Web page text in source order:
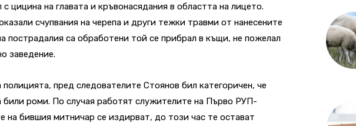
цицина на главата и кръвонасядания в областта на лицето.
счупвания на черепа и други тежки травми от нанесените
пострадалия са обработени той се прибрал в къщи, не пожелал
заведение.
пред следователите Стоянов бил категоричен, че
били роми. По случая работят служителите на Първо РУП-
на бившия митничар се издирват, до този час те остават